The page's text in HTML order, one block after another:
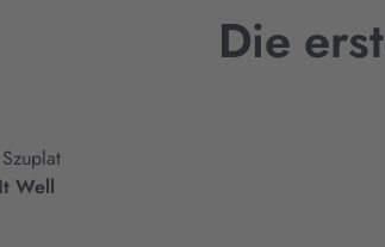
Die
Well